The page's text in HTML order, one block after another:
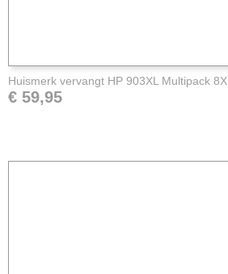
Huismerk vervangt HP 903XL Multipack 8X
€ 59,95